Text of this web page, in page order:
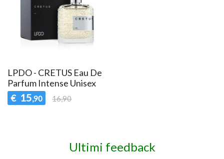
LPDO - CRETUS Eau De
Parfum Intense Unisex
€ 15,90 16,90
Ultimi feedback